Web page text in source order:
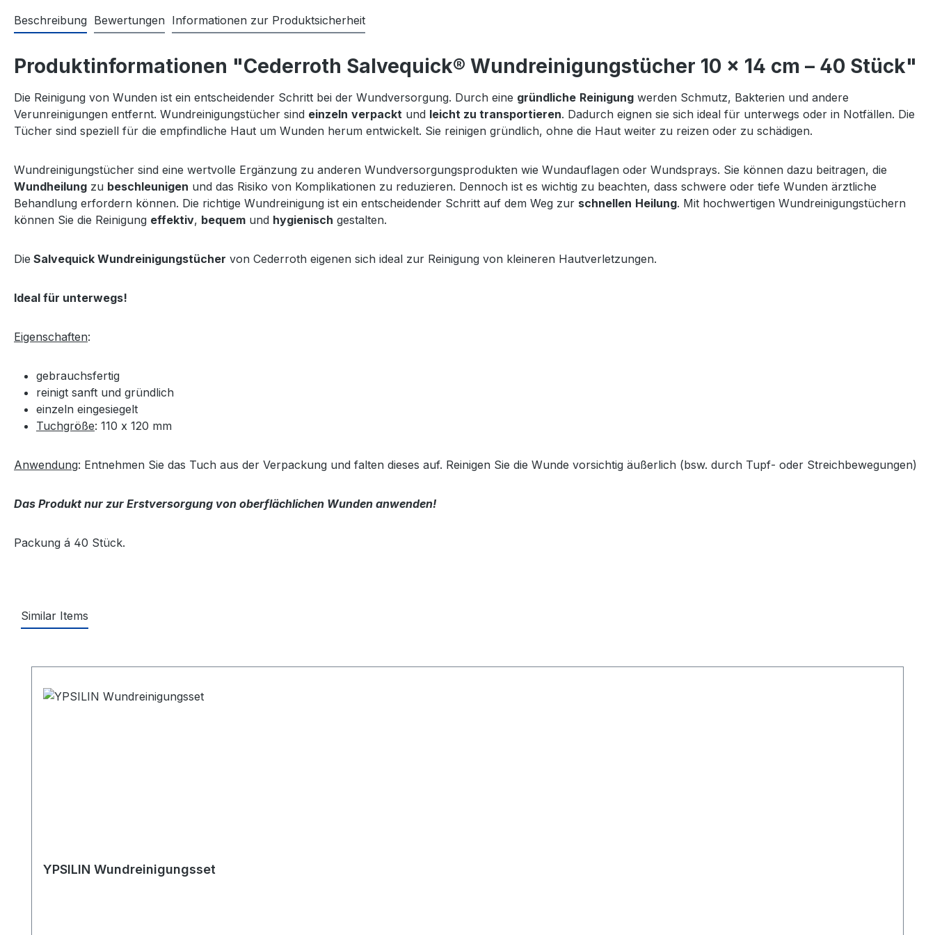
Beschreibung Bewertungen Informationen zur Produktsicherheit
Produktinformationen "Cederroth Salvequick® Wundreinigungstücher 10 × 14 cm – 40 Stück"
Die Reinigung von Wunden ist ein entscheidender Schritt bei der Wundversorgung. Durch eine gründliche Reinigung werden Schmutz, Bakterien und andere
Verunreinigungen entfernt. Wundreinigungstücher sind einzeln verpackt und leicht zu transportieren. Dadurch eignen sie sich ideal für unterwegs oder in Notfällen. Die
Tücher sind speziell für die empfindliche Haut um Wunden herum entwickelt. Sie reinigen gründlich, ohne die Haut weiter zu reizen oder zu schädigen.
Wundreinigungstücher sind eine wertvolle Ergänzung zu anderen Wundversorgungsprodukten wie Wundauflagen oder Wundsprays. Sie können dazu beitragen, die
Wundheilung zu beschleunigen und das Risiko von Komplikationen zu reduzieren. Dennoch ist es wichtig zu beachten, dass schwere oder tiefe Wunden ärztliche
Behandlung erfordern können. Die richtige Wundreinigung ist ein entscheidender Schritt auf dem Weg zur schnellen Heilung. Mit hochwertigen Wundreinigungstüchern
können Sie die Reinigung effektiv, bequem und hygienisch gestalten.
Die Salvequick Wundreinigungstücher von Cederroth eigenen sich ideal zur Reinigung von kleineren Hautverletzungen.
Ideal für unterwegs!
Eigenschaften:
gebrauchsfertig
reinigt sanft und gründlich
einzeln eingesiegelt
Tuchgröße: 110 x 120 mm
Anwendung: Entnehmen Sie das Tuch aus der Verpackung und falten dieses auf. Reinigen Sie die Wunde vorsichtig äußerlich (bsw. durch Tupf- oder Streichbewegungen)
Das Produkt nur zur Erstversorgung von oberflächlichen Wunden anwenden!
Packung á 40 Stück.
Similar Items
YPSILIN Wundreinigungsset